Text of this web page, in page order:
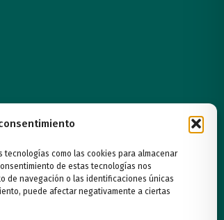
tecnologías como las cookies para almacenar
de estas tecnologías nos
de navegación o las identificaciones únicas
puede afectar negativamente a ciertas